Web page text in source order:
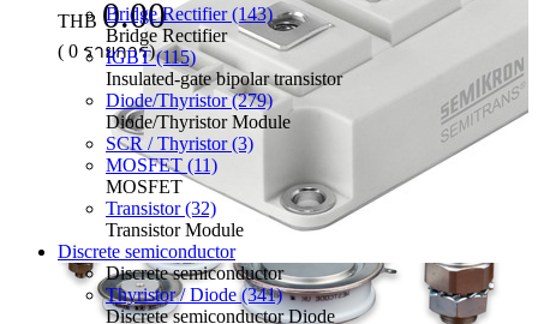
THB 0.00
( 0 รายการ)
Bridge Rectifier (143)
Bridge Rectifier
IGBT (115)
Insulated-gate bipolar transistor
Diode/Thyristor (279)
Diode/Thyristor Module
SCR / Thyristor (3)
MOSFET (11)
MOSFET
Transistor (32)
Transistor Module
Discrete semiconductor
Discrete semiconductor
Thyristor / Diode (341)
Discrete semiconductor Diode